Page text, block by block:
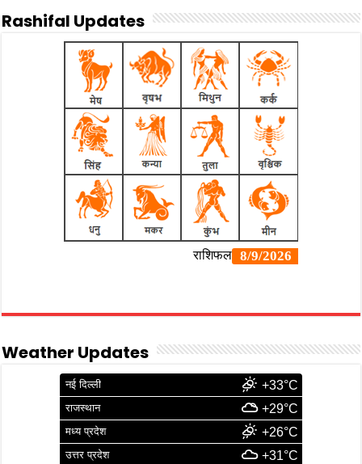
Rashifal Updates
Weather Updates
नई दिल्ली +33°C
राजस्थान +29°C
मध्य प्रदेश +26°C
उत्तर प्रदेश +31°C